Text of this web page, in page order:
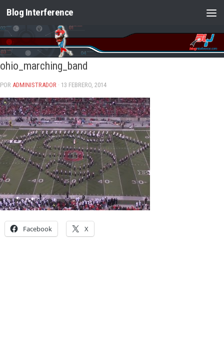
Saltar al contenido
Blog Interference
ohio_marching_band
POR ADMINISTRADOR · 13 FEBRERO, 2014
Facebook X